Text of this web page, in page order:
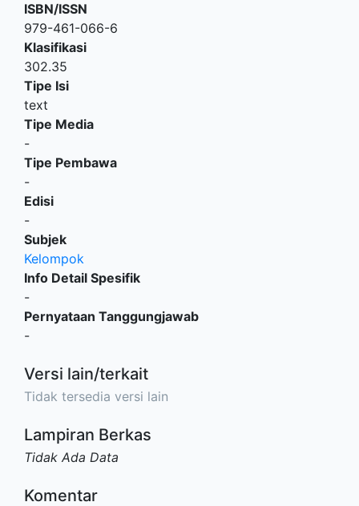
ISBN/ISSN
979-461-066-6
Klasifikasi
302.35
Tipe Isi
text
Tipe Media
-
Tipe Pembawa
-
Edisi
-
Subjek
Kelompok
Info Detail Spesifik
-
Pernyataan Tanggungjawab
-
Versi lain/terkait
Tidak tersedia versi lain
Lampiran Berkas
Tidak Ada Data
Komentar